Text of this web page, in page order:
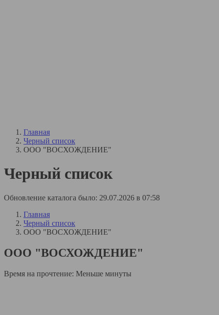
Главная
Черный список
ООО "ВОСХОЖДЕНИЕ"
Черный список
Обновление каталога было: 29.07.2026 в 07:58
Главная
Черный список
ООО "ВОСХОЖДЕНИЕ"
ООО "ВОСХОЖДЕНИЕ"
Время на прочтение: Меньше минуты